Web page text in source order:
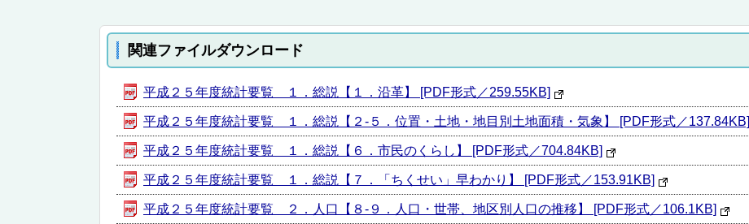
関連ファイルダウンロード
平成２５年度統計要覧 １．総説【１．沿革】 [PDF形式／259.55KB]
平成２５年度統計要覧 １．総説【２-５．位置・土地・地目別土地面積・気象】 [PDF形式／137.84KB]
平成２５年度統計要覧 １．総説【６．市民のくらし】 [PDF形式／704.84KB]
平成２５年度統計要覧 １．総説【７．「ちくせい」早わかり】 [PDF形式／153.91KB]
平成２５年度統計要覧 ２．人口【８-９．人口・世帯、地区別人口の推移】 [PDF形式／106.1KB]